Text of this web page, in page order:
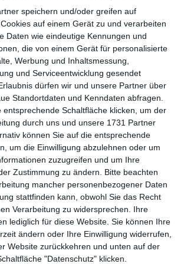
speichern und/oder greifen auf
auf einem Gerät zu und verarbeiten
Daten wie eindeutige Kennungen und
die von einem Gerät für personalisierte
Werbung und Inhaltsmessung,
und Serviceentwicklung gesendet
dürfen wir und unsere Partner über
Standortdaten und Kenndaten abfragen.
entsprechende Schaltfläche klicken, um der
durch uns und unsere 1731 Partner
können Sie auf die entsprechende
um die Einwilligung abzulehnen oder um
zuzugreifen und um Ihre
Zustimmung zu ändern. Bitte beachten
mancher personenbezogener Daten
stattfinden kann, obwohl Sie das Recht
Verarbeitung zu widersprechen. Ihre
lediglich für diese Website. Sie können Ihre
ändern oder Ihre Einwilligung widerrufen,
Website zurückkehren und unten auf der
"Datenschutz" klicken.
per E-Mail(kostenlos)
TEILEN
Twitter, WhatsApp, ...
KARTEN IN DIESEN
ANSEHEN
Feiertage, Festtage
Ehrentage
Vatertag